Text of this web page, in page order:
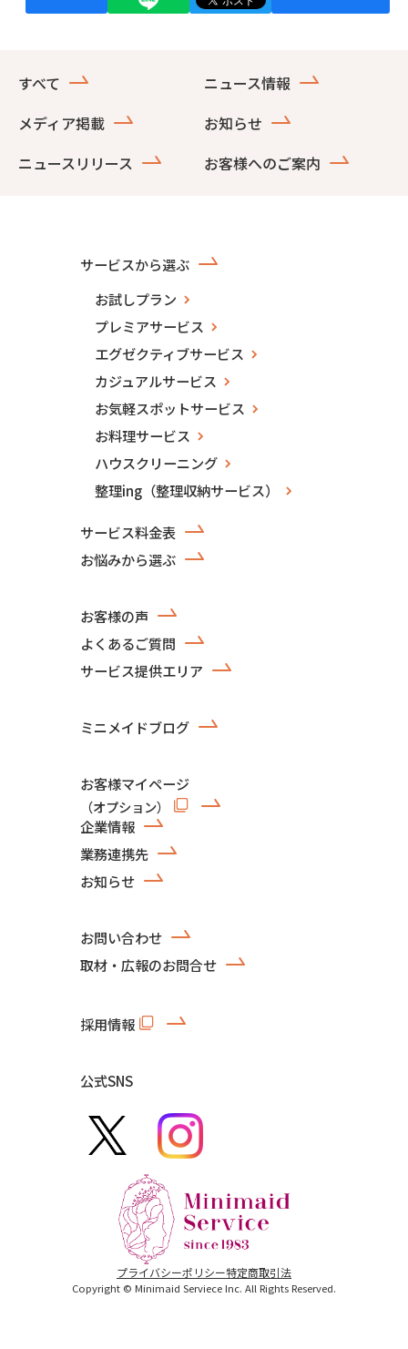
すべて
ニュース情報
メディア掲載
お知らせ
ニュースリリース
お客様へのご案内
サービスから選ぶ
お試しプラン
プレミアサービス
エグゼクティブサービス
カジュアルサービス
お気軽スポットサービス
お料理サービス
ハウスクリーニング
整理ing（整理収納サービス）
サービス料金表
お悩みから選ぶ
お客様の声
よくあるご質問
サービス提供エリア
ミニメイドブログ
お客様マイページ
（オプション）
企業情報
業務連携先
お知らせ
お問い合わせ
取材・広報のお問合せ
採用情報
公式SNS
プライバシーポリシー特定商取引法
Copyright © Minimaid Serviece Inc. All Rights Reserved.